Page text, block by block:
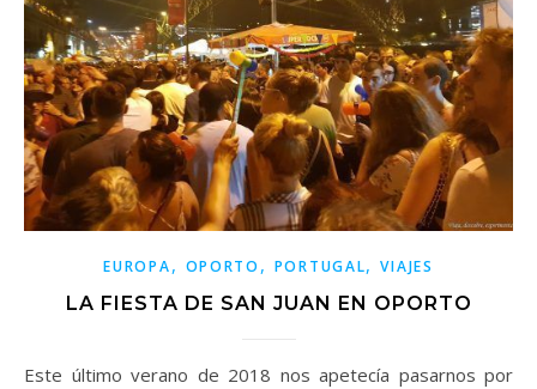
EUROPA, OPORTO , PORTUGAL,VIAJES
LA FIESTA DE SAN JUAN EN OPORTO
Este último verano de 2018 nos apetecía pasarnos por